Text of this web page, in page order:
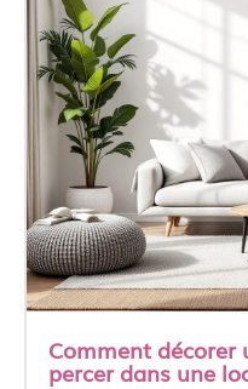
Comment décorer
percer dans une